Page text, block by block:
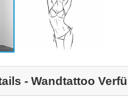
- Wandtattoo